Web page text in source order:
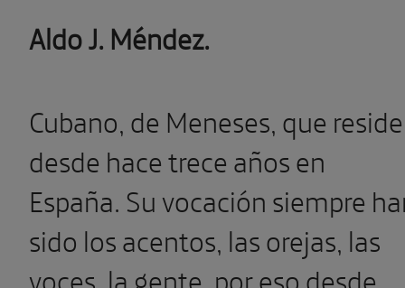
Aldo J. Méndez.
Cubano, de Meneses, que reside
desde hace trece años en
España. Su vocación siempre
sido los acentos, las orejas, las
voces, la gente, por eso desde